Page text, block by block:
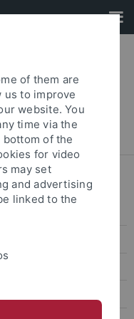
Schotters
of them are
us to improve
website. You
time via the
bottom of the
for video
may set
and advertising
linked to the